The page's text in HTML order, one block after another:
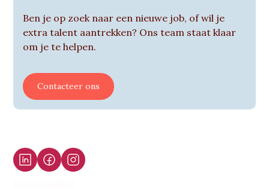
Ben je op zoek naar een nieuwe job, of wil je
extra talent aantrekken? Ons team staat klaar
om je te helpen.
Contacteer ons